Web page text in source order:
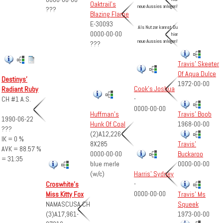
???
Destinys'
Radiant Ruby
CH #1 A.S.
1990-06-22
???
IK = 0 %
AVK = 88.57 %
= 31:35
Oaktrail's
Blazing Flame
E-30093
0000-00-00
???
neue Aussies anlegen!
Als Nutzer kannst Du
hier
neue Aussies anlegen!
Huffman's
Hunk Of Coal
(2)A12,226-
8X285
0000-00-00
blue merle
(w/c)
Cook's Joshua
-
0000-00-00
Travis' Skeeter
Of Aqua Dulce
1972-00-00
Travis' Boob
1968-00-00
Croswhite's
Miss Kitty Fox
NAMASCUSA CH
(3)A17,961-
Harris' Sydney
-
0000-00-00
Travis'
Buckaroo
0000-00-00
Travis' Ms
Squeek
1973-00-00